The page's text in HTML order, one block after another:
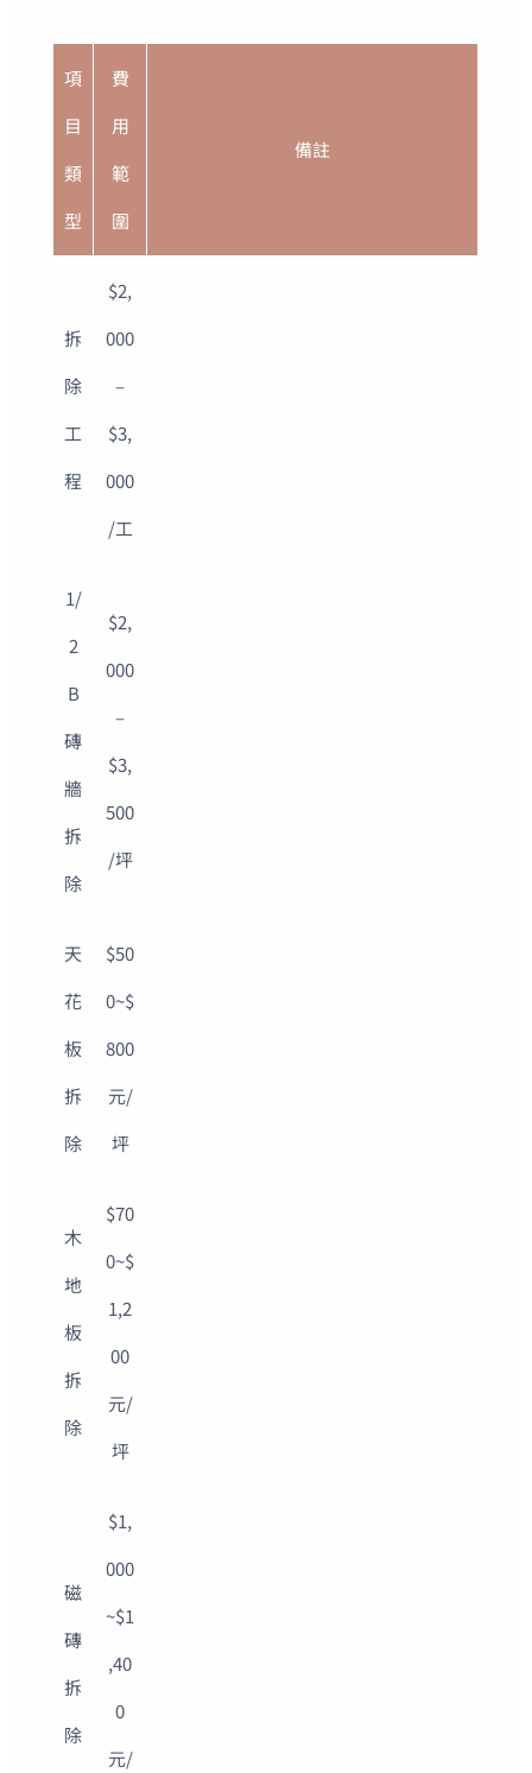
項
目
類
型
費
用
範
圍
備註
拆
除
工
程
$2,
000
–
$3,
000
/工
1/
2
B
磚
牆
拆
除
$2,
000
–
$3,
500
/坪
天
花
板
拆
除
$50
0~$
800
元/
坪
木
地
板
拆
除
$70
0~$
1,2
00
元/
坪
磁
磚
拆
除
$1,
000
~$1
,40
0
元/